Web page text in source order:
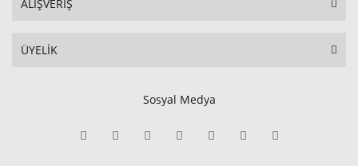
ALIŞVERİŞ
ÜYELİK
Sosyal Medya